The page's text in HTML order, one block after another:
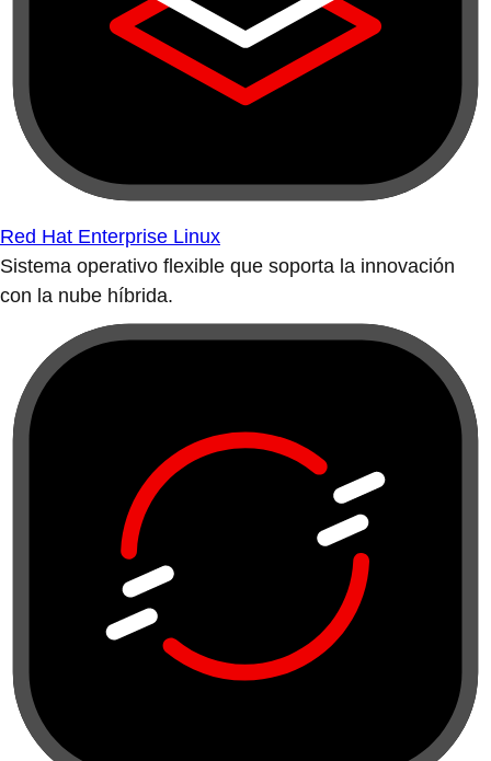
Red Hat Enterprise Linux
Sistema operativo flexible que soporta la innovación
con la nube híbrida.